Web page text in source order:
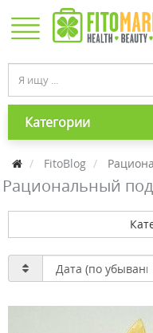
Категории
FitoBlog
Рациональный